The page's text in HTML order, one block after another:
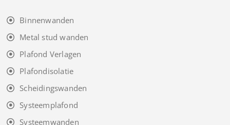
Binnenwanden
Metal stud wanden
Plafond Verlagen
Plafondisolatie
Scheidingswanden
Systeemplafond
Systeemwanden